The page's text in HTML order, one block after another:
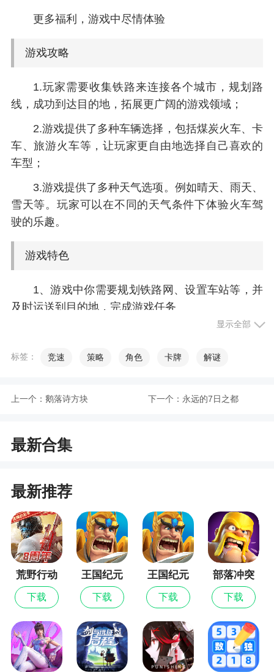
更多福利，游戏中尽情体验
游戏攻略
1.玩家需要收集铁路来连接各个城市，规划路
线，成功到达目的地，拓展更广阔的游戏领域；
2.游戏提供了多种车辆选择，包括煤炭火车、卡
车、旅游火车等，让玩家更自由地选择自己喜欢的
车型；
3.游戏提供了多种天气选项。例如晴天、雨天、
雪天等。玩家可以在不同的天气条件下体验火车驾
驶的乐趣。
游戏特色
1、游戏中你需要规划铁路网、设置车站等，并
及时运送到目的地，完成游戏任务
2、丰富的地图场景，身临其境的游戏体验
3、滑动你的手指计划和控制轨道，并管理火车
4、游戏提供了超多特色列车可以选择
容全程为您推荐。游戏中，你将要巧妙的收集铁
轨，从而连接各个地方的城市，动动手指头就能进
行模拟开车，何乐而不为呢。上手十分容易，丰富
游戏关卡，详细的新手教程。足以给你最完美的模
拟开火车哟
2、列车大闯关最新版下载游戏中为玩家带来了
丰富的场景和模式，玩家可以体验火车驾驶的真正
乐趣，挑战各种地图进行驾驶
显示全部
标签： 竞速 策略 角色 卡牌 解谜
上一个： 鹅落诗方块 下一个： 永远的7日之都
最新合集
最新推荐
荒野行动
下载
王国纪元
下载
王国纪元
最新版
下载
部落冲突
下载